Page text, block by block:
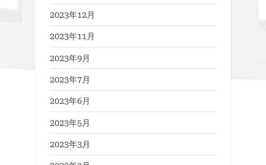
2023年12月
2023年11月
2023年9月
2023年7月
2023年6月
2023年5月
2023年3月